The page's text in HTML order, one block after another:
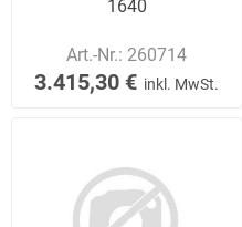
1640
Art.-Nr.: 260714
3.415,30 € inkl. MwSt.